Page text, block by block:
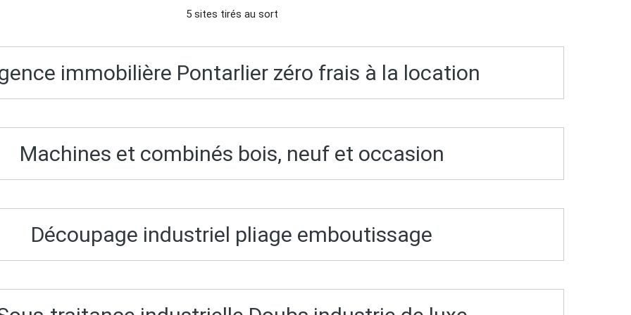
5 sites tirés au sort
immobilière Pontarlier zéro frais à la location
Machines et combinés bois, neuf et occasion
Découpage industriel pliage emboutissage